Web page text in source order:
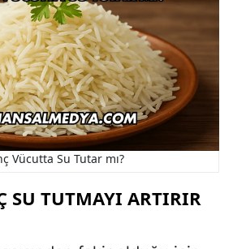
Vücutta Su Tutar mı?
SU TUTMAYI ARTIRIR